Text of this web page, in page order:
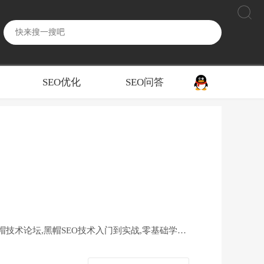
SEO优化 SEO问答
技术论坛,黑帽SEO技术入门到实战,零基础学习